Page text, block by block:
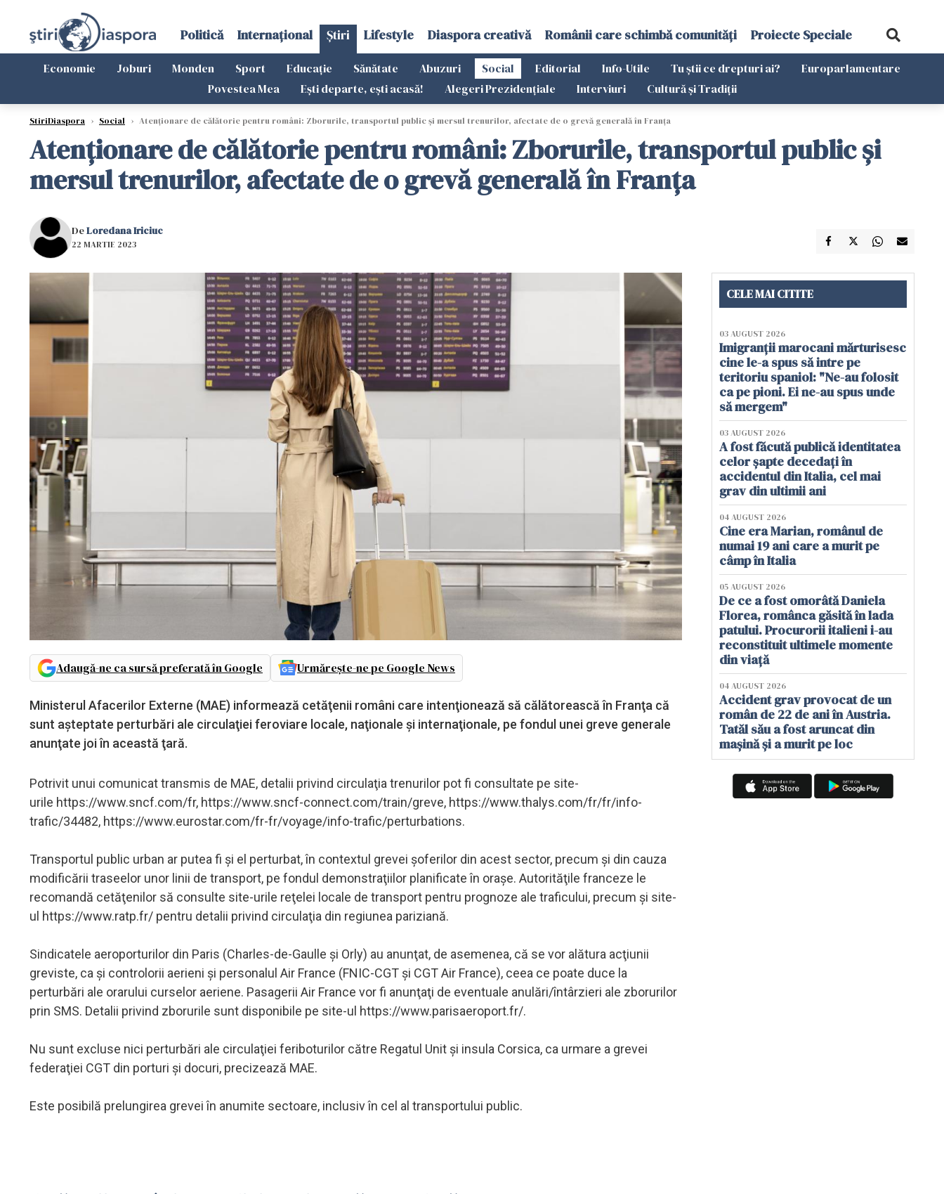
Politică Internațional Știri Lifestyle Diaspora creativă Românii care schimbă comunități Proiecte Speciale
Economie Joburi Monden Sport Educație Sănătate Abuzuri Social Editorial Info-Utile Tu știi ce drepturi ai?
Europarlamentare
Povestea Mea
Ești departe, ești acasă! Alegeri Prezidențiale Interviuri Cultură și Tradiții
StiriDiaspora › Social › Atenţionare de călătorie pentru români: Zborurile, transportul public şi mersul trenurilor, afectate de o grevă generală în Franţa
Atenţionare de călătorie pentru români: Zborurile, transportul public şi
mersul trenurilor, afectate de o grevă generală în Franţa
DeLoredana Iriciuc
22 MARTIE 2023
Adaugă-ne ca sursă preferată în Google Urmărește-ne pe Google News
Ministerul Afacerilor Externe (MAE) informează cetăţenii români care intenţionează să călătorească în Franţa că
sunt aşteptate perturbări ale circulaţiei feroviare locale, naţionale şi internaţionale, pe fondul unei greve generale
anunţate joi în această ţară.
Potrivit unui comunicat transmis de MAE, detalii privind circulaţia trenurilor pot fi consultate pe site-
urile https://www.sncf.com/fr, https://www.sncf-connect.com/train/greve, https://www.thalys.com/fr/fr/info-
trafic/34482, https://www.eurostar.com/fr-fr/voyage/info-trafic/perturbations.
Transportul public urban ar putea fi şi el perturbat, în contextul grevei şoferilor din acest sector, precum şi din cauza
modificării traseelor unor linii de transport, pe fondul demonstraţiilor planificate în oraşe. Autorităţile franceze le
recomandă cetăţenilor să consulte site-urile reţelei locale de transport pentru prognoze ale traficului, precum şi site-
ul https://www.ratp.fr/ pentru detalii privind circulaţia din regiunea pariziană.
Sindicatele aeroporturilor din Paris (Charles-de-Gaulle şi Orly) au anunţat, de asemenea, că se vor alătura acţiunii
greviste, ca şi controlorii aerieni şi personalul Air France (FNIC-CGT şi CGT Air France), ceea ce poate duce la
perturbări ale orarului curselor aeriene. Pasagerii Air France vor fi anunţaţi de eventuale anulări/întârzieri ale zborurilor
prin SMS. Detalii privind zborurile sunt disponibile pe site-ul https://www.parisaeroport.fr/.
Nu sunt excluse nici perturbări ale circulaţiei feriboturilor către Regatul Unit şi insula Corsica, ca urmare a grevei
federaţiei CGT din porturi şi docuri, precizează MAE.
Este posibilă prelungirea grevei în anumite sectoare, inclusiv în cel al transportului public.
CELE MAI CITITE
03 AUGUST 2026
Imigranții marocani mărturisesc
cine le-a spus să intre pe
teritoriu spaniol: "Ne-au folosit
ca pe pioni. Ei ne-au spus unde
să mergem"
03 AUGUST 2026
A fost făcută publică identitatea
celor șapte decedați în
accidentul din Italia, cel mai
grav din ultimii ani
04 AUGUST 2026
Cine era Marian, românul de
numai 19 ani care a murit pe
câmp în Italia
05 AUGUST 2026
De ce a fost omorâtă Daniela
Florea, românca găsită în lada
patului. Procurorii italieni i-au
reconstituit ultimele momente
din viață
04 AUGUST 2026
Accident grav provocat de un
român de 22 de ani în Austria.
Tatăl său a fost aruncat din
mașină și a murit pe loc